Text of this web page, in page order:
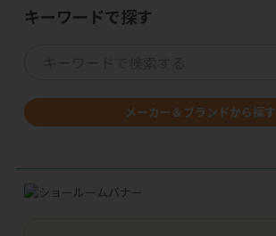
キーワードで探す
メーカー＆ブランドから探す